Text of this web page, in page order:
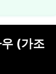
(가조